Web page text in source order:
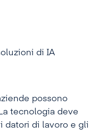
di IA
possono
tecnologia deve
datori di lavoro e gli